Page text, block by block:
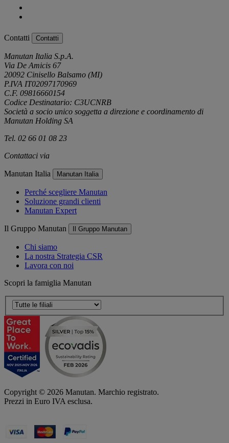
Contatti Contatti
Manutan Italia S.p.A.
Via De Amicis 67
20092 Cinisello Balsamo (MI)
P.IVA IT02097170969
C.F. 09816660154
Codice Destinatario: C3UCNRB
Società a socio unico soggetta a direzione e coordinamento di
Manutan Holding SA
Tel. 02 66 01 08 23
Contattaci via
Manutan Italia Manutan Italia
Perché scegliere Manutan
Soluzione grandi clienti
Manutan Expert
Il Gruppo Manutan Il Gruppo Manutan
Chi siamo
La nostra Strategia CSR
Lavora con noi
Scopri la famiglia Manutan
Copyright © 2026 Manutan. Marchio registrato.
Prezzi in Euro IVA esclusa.